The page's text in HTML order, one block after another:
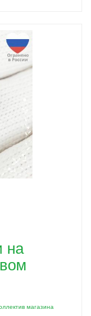
на
магазина